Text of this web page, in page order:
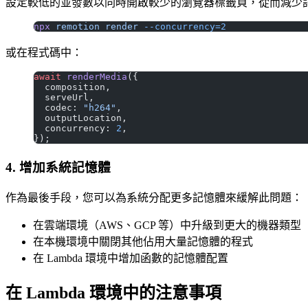
npx remotion render --concurrency=2
或在程式碼中：
await renderMedia ({
  composition,
  serveUrl,
  codec:
"h264" ,
  outputLocation,
  concurrency:
2 ,
});
4. 增加系統記憶體
作為最後手段，您可以為系統分配更多記憶體來緩解此問題：
在雲端環境（AWS、GCP 等）中升級到更大的機器類型
在本機環境中關閉其他佔用大量記憶體的程式
在 Lambda 環境中增加函數的記憶體配置
在 Lambda 環境中的注意事項